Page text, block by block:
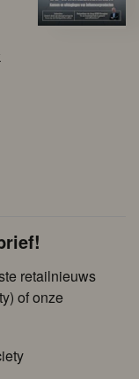
retailnieuws
of onze